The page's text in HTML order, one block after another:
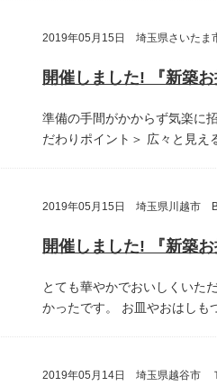
2019年05月15日 埼玉県さいたま
準備の手間がかからず気楽に
だわりポイント＞ 広々と見え
2019年05月15日 埼玉県川越市 B
とても華やかでおいしくいた
かったです。
お皿やおはしも
2019年05月14日 埼玉県越谷市